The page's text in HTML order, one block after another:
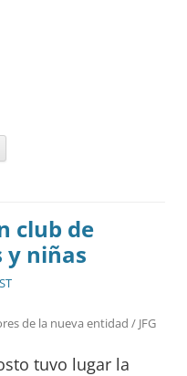
club de
y niñas
de la nueva entidad / JFG
tuvo lugar la